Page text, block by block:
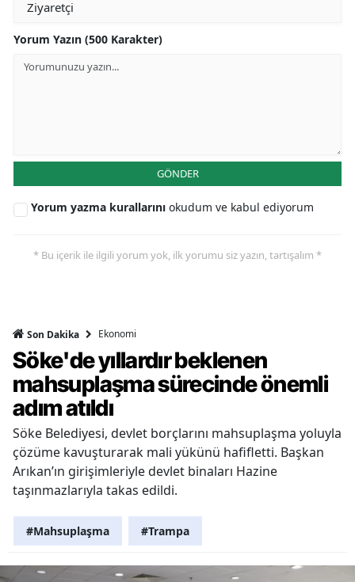
Yorum Yazın (500 Karakter)
GÖNDER
Yorum yazma kurallarını okudum ve kabul ediyorum
* Bu içerik ile ilgili yorum yok, ilk yorumu siz yazın, tartışalım *
Son Dakika Ekonomi
Söke'de yıllardır beklenen
mahsuplaşma sürecinde önemli
adım atıldı
Söke Belediyesi, devlet borçlarını mahsuplaşma yoluyla
çözüme kavuşturarak mali yükünü hafifletti. Başkan
Arıkan’ın girişimleriyle devlet binaları Hazine
taşınmazlarıyla takas edildi.
#Mahsuplaşma #Trampa